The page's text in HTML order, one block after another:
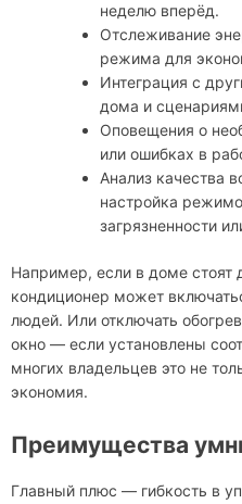
неделю вперёд.
Отслеживание
режима для
Интеграция с
дома и
Оповещения о
или ошибках в
Анализ качества
настройка
загрязненности
Например, если в доме стоят
кондиционер может
людей. Или отключать
окно — если установлены
многих владельцев это не
экономия.
Преимущества
Главный плюс — гибкость в